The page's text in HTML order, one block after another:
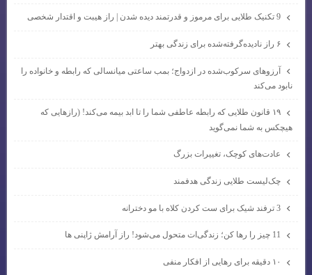
آرزوهای سرکوب‌شده در ازدواج؛ بمب ساعتی میانسالی که رابطه و خانواده را
نابود می‌کند
۱۹ قانون طلایی که رابطه عاطفی شما را تا ابد بیمه می‌کند! (رازهایی که
هیچکس به شما نمی‌گوید
عادت‌های کوچک، تغییرات بزرگ
چک‌لیست طلایی زندگی هدفمند
11 چیز را رها کن؛ زندگی‌ات متحول می‌شود! راز آرامش ژاپنی ها
۱۰ دقیقه برای رهایی از افکار منفی